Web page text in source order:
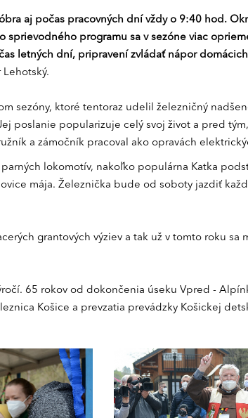
aj počas pracovných dní vždy o 9:40 hod.
programu sa v sezóne viac
letných dní, pripravení zvládať nápor
Lehotský.
ktoré tentoraz udelil železničný
poslanie popularizuje celý svoj život a pred
a zámočník pracoval ako opravách
lokomotív, nakoľko populárna Katka
mája. Železnička bude od soboty jazdiť
grantových výziev a tak už v tomto roku
65 rokov od dokončenia úseku Vpred -
Košice a prevzatia prevádzky Košickej